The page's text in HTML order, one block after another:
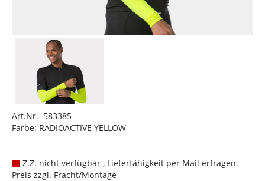
Art.Nr. 583385
Farbe: RADIOACTIVE YELLOW
Z.Z. nicht verfügbar , Lieferfähigkeit per Mail erfragen.
Preis zzgl. Fracht/Montage